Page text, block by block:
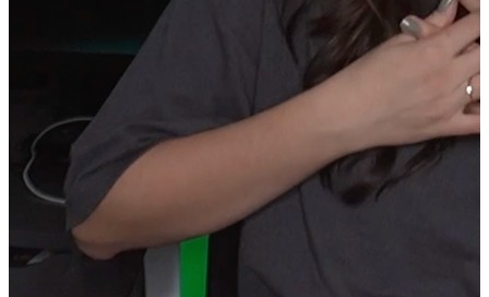
Monitor BenQ RD320UA
Mouse Wireless Logitech Lightspeed G502